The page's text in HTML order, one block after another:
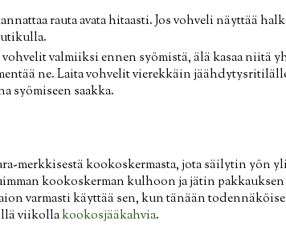
rauta avata hitaasti. Jos vohveli näyttää
vohvelit valmiiksi ennen syömistä, älä kasaa niitä
ne. Laita vohvelit vierekkäin
syömiseen saakka.
merkkisestä kookoskermasta, jota säilytin yön
kookoskerman kulhoon ja jätin
varmasti käyttää sen, kun tänään
viikollakookosjääkahvia.